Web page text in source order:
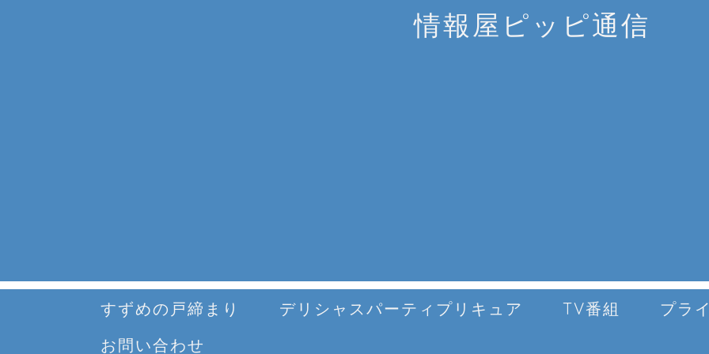
情報屋ピッピ通信
すずめの戸締まり デリシャスパーティプリキュア TV番組
プラ
お問い合わせ